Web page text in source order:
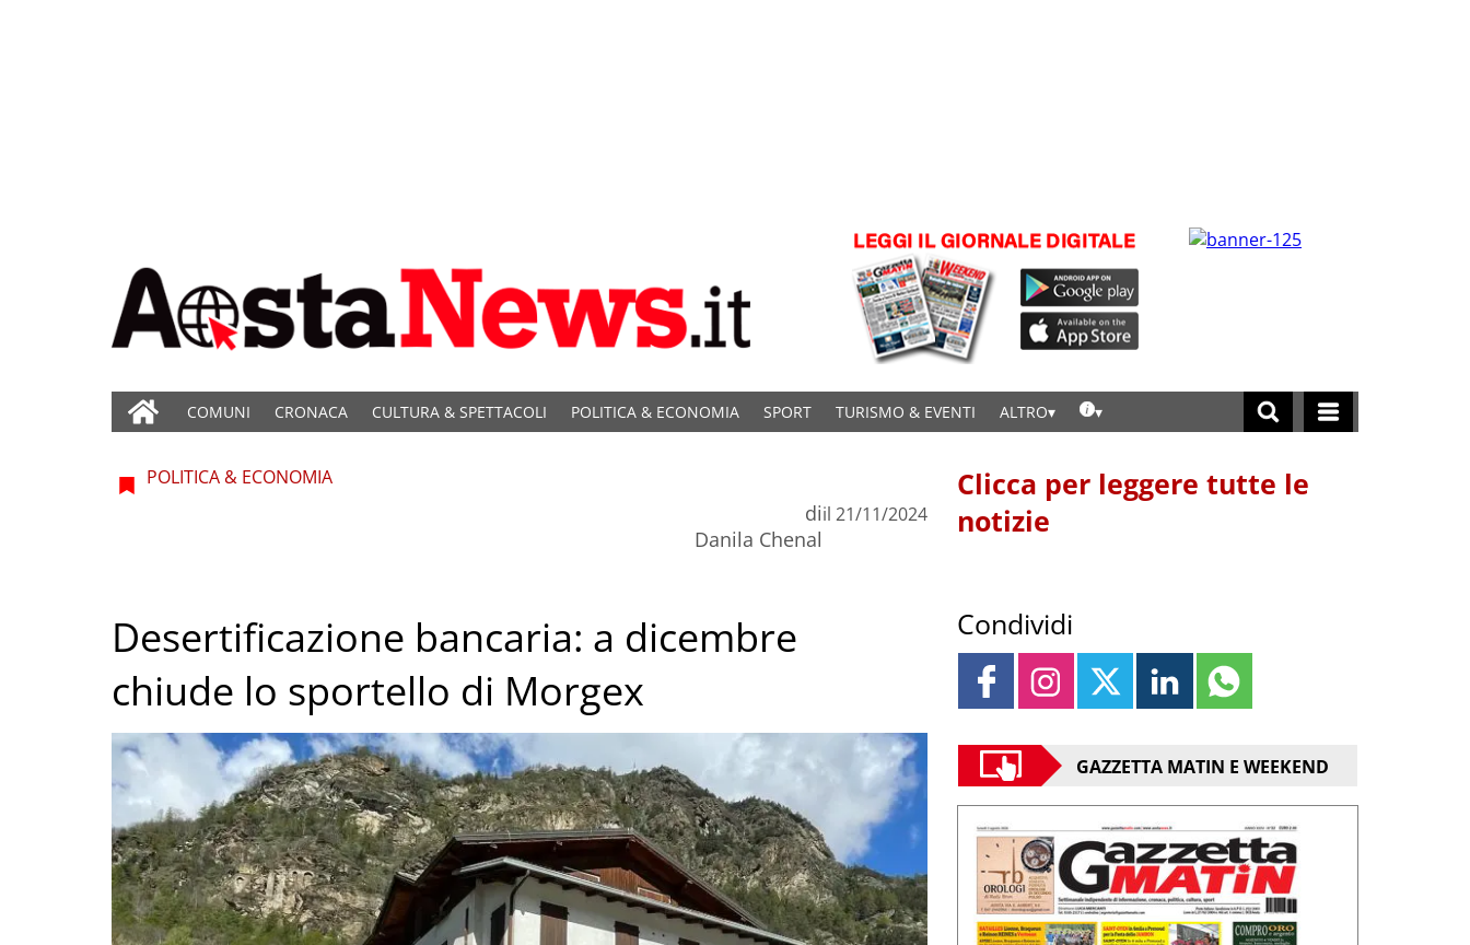
COMUNI CRONACA CULTURA & SPETTACOLI POLITICA & ECONOMIA SPORT TURISMO & EVENTI ALTRO
POLITICA & ECONOMIA
di
Danila Chenal
il 21/11/2024
Desertificazione bancaria: a dicembre
chiude lo sportello di Morgex
Clicca per leggere tutte le
notizie
Condividi
GAZZETTA MATIN E WEEKEND